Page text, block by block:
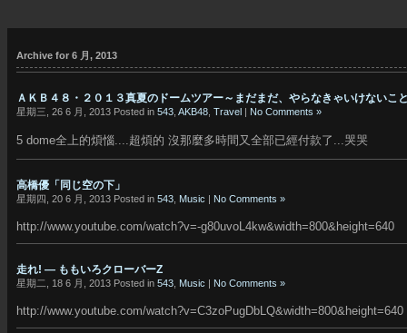
Archive for 6 月, 2013
ＡＫＢ４８・２０１３真夏のドームツアー～まだまだ、やらなきゃいけないこ
星期三, 26 6 月, 2013 Posted in 543 AKB48 Travel | No Comments »
5 dome全上的煩惱....超煩的 沒那麼多時間又全部已經付款了...哭哭
高橋優「同じ空の下」
星期四, 20 6 月, 2013 Posted in 543 Music | No Comments »
http://www.youtube.com/watch?v=-g80uvoL4kw&width=800&height=640
走れ! — ももいろクローバーZ
星期二, 18 6 月, 2013 Posted in 543 Music | No Comments »
http://www.youtube.com/watch?v=C3zoPugDbLQ&width=800&height=640